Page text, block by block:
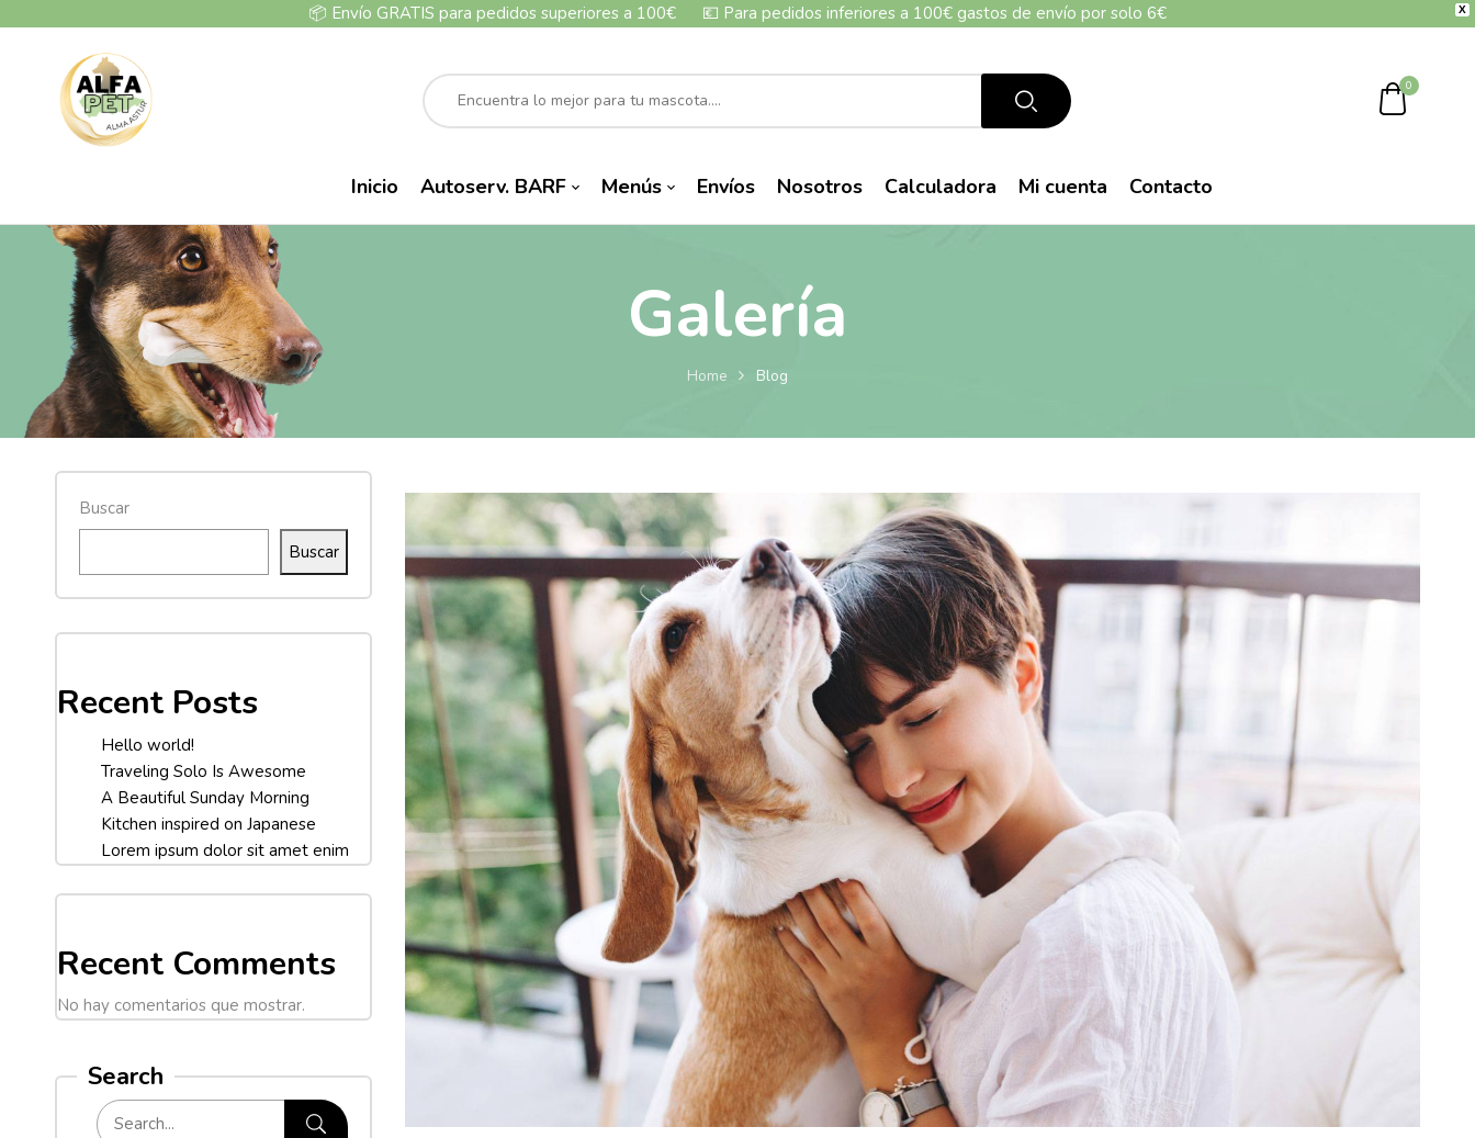
X
📦 Envío GRATIS para pedidos superiores a 100€ 💶 Para pedidos inferiores a 100€ gastos de envío por solo 6€
0
Inicio Autoserv. BARF Menús Envíos Nosotros Calculadora Mi cuenta Contacto
Galería
Home Blog
Buscar
Buscar
Recent Posts
Hello world!
Traveling Solo Is Awesome
A Beautiful Sunday Morning
Kitchen inspired on Japanese
Lorem ipsum dolor sit amet enim
Recent Comments
No hay comentarios que mostrar.
Search